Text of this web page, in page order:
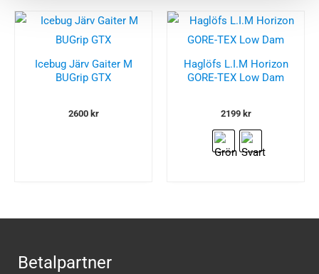
Icebug Järv Gaiter M
BUGrip GTX
2600 kr
Haglöfs L.I.M Horizon
GORE-TEX Low Dam
2199 kr
Betalpartner